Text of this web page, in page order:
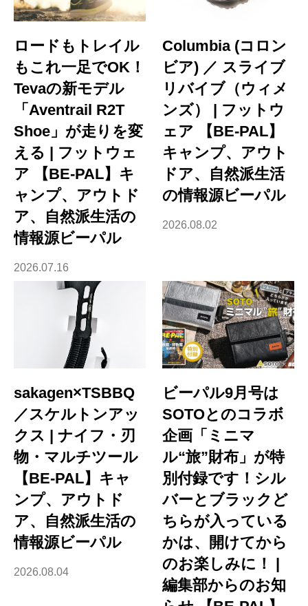
ロードもトレイル
もこれ一足でOK！
Tevaの新モデル
「Aventrail R2T
Shoe」が走りを変
える | フットウェ
ア 【BE-PAL】キ
ャンプ、アウトド
ア、自然派生活の
情報源ビーパル
2026.07.16
Columbia (コロン
ビア) ／ スライブ
リバイブ（ウィメ
ンズ） | フットウ
ェア 【BE-PAL】
キャンプ、アウト
ドア、自然派生活
の情報源ビーパル
2026.08.02
sakagen×TSBBQ
／スケルトンアッ
クス | ナイフ・刃
物・マルチツール
【BE-PAL】キャ
ンプ、アウトド
ア、自然派生活の
情報源ビーパル
2026.08.04
ビーパル9月号は
SOTOとのコラボ
企画「ミニマ
ル“旅”財布」が特
別付録です！シル
バーとブラックど
ちらが入っている
かは、開けてから
のお楽しみに！ |
編集部からのお知